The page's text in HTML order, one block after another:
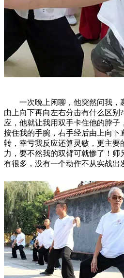
一次晚上闲聊，他突然问我，
由上向下再向左右分击有什么区别
应，他就让我用双手卡住他的脖子
按住我的手腕，右手经后由上向下
转，幸亏我反应还算灵敏，更主要
力，要不然我的双臂可就惨了！师
有很多，没有一个动作不从实战出